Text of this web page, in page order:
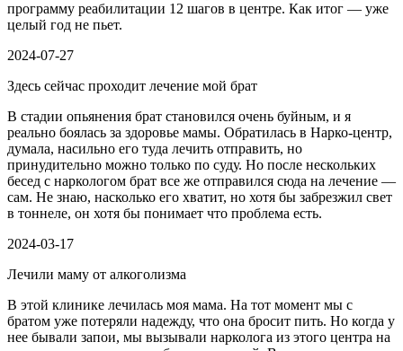
программу реабилитации 12 шагов в центре. Как итог — уже
целый год не пьет.
2024-07-27
Здесь сейчас проходит лечение мой брат
В стадии опьянения брат становился очень буйным, и я
реально боялась за здоровье мамы. Обратилась в Нарко-центр,
думала, насильно его туда лечить отправить, но
принудительно можно только по суду. Но после нескольких
бесед с наркологом брат все же отправился сюда на лечение —
сам. Не знаю, насколько его хватит, но хотя бы забрезжил свет
в тоннеле, он хотя бы понимает что проблема есть.
2024-03-17
Лечили маму от алкоголизма
В этой клинике лечилась моя мама. На тот момент мы с
братом уже потеряли надежду, что она бросит пить. Но когда у
нее бывали запои, мы вызывали нарколога из этого центра на